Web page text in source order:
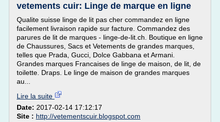
vetements cuir: Linge de marque en ligne
Qualite suisse linge de lit pas cher commandez en ligne
facilement livraison rapide sur facture. Commandez des
parures de lit de marques - linge-de-lit.ch. Boutique en ligne
de Chaussures, Sacs et Vetements de grandes marques,
telles que Prada, Gucci, Dolce Gabbana et Armani.
Grandes marques Francaises de linge de maison, de lit, de
toilette. Draps. Le linge de maison de grandes marques
au...
Lire la suite
Date: 2017-02-14 17:12:17
Site : http://vetementscuir.blogspot.com